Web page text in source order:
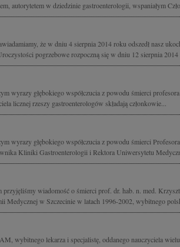
autorytetem w dziedzinie gastroenterologii, wspaniałym
że w dniu 4 sierpnia 2014 roku odszedł nasz
pogrzebowe rozpoczną się w dniu 12 sierpnia
wyrazy głębokiego współczucia z powodu śmierci
licznej rzeszy gastroenterologów składają członkowie...
wyrazy głębokiego współczucia z powodu śmierci
Kliniki Gastroenterologii i Rektora Uniwersytetu
wiadomość o śmierci prof. dr. hab. n. med.
Medycznej w Szczecinie w latach 1996-2002, wybitnego
wybitnego lekarza i specjalistę, oddanego nauczyciela